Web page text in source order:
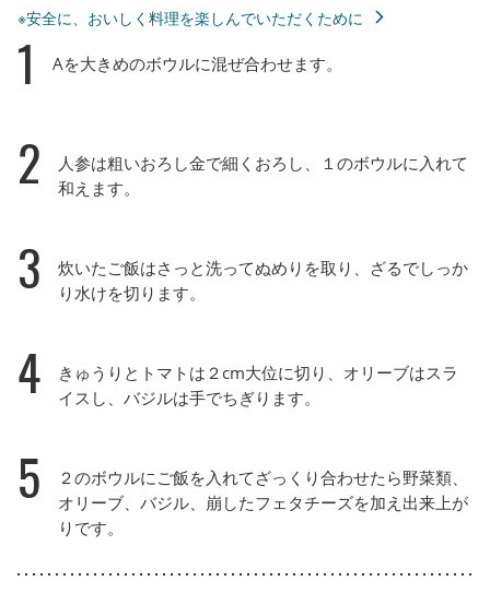
※安全に、おいしく料理を楽しんでいただくために
1 Aを大きめのボウルに混ぜ合わせます。
2
人参は粗いおろし金で細くおろし、１のボウルに入れて
和えます。
3
炊いたご飯はさっと洗ってぬめりを取り、ざるでしっか
り水けを切ります。
4
きゅうりとトマトは２cm大位に切り、オリーブはスラ
イスし、バジルは手でちぎります。
5
２のボウルにご飯を入れてざっくり合わせたら野菜類、
オリーブ、バジル、崩したフェタチーズを加え出来上が
りです。